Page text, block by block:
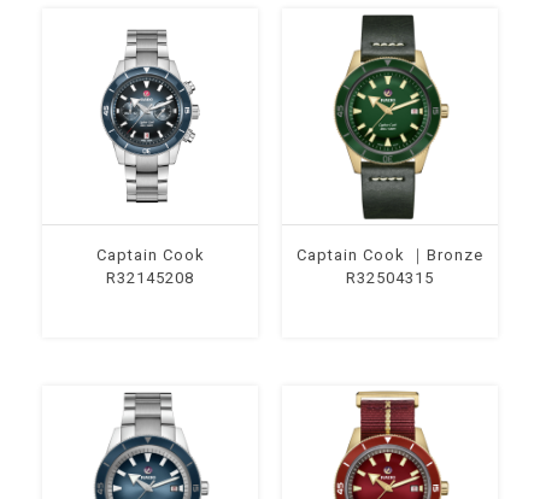
Captain Cook
R32145208
Captain Cook ｜Bronze
R32504315